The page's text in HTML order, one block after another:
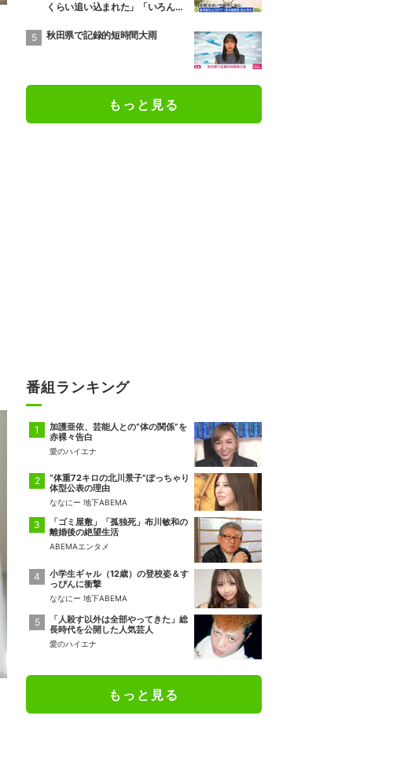
くらい追い込まれた」「いろんな
いた」“ゆらぎ世代”の本音と社会
秋田県で記録的短時間大雨
もっと見る
番組ランキング
加護亜依、芸能人との“体の関係”を
赤裸々告白
愛のハイエナ
“体重72キロの北川景子”ぽっちゃり
体型公表の理由
ななにー 地下ABEMA
「ゴミ屋敷」「孤独死」布川敏和の
離婚後の絶望生活
ABEMAエンタメ
小学生ギャル（12歳）の登校姿＆す
っぴんに衝撃
ななにー 地下ABEMA
「人殺す以外は全部やってきた」総
長時代を公開した人気芸人
愛のハイエナ
もっと見る